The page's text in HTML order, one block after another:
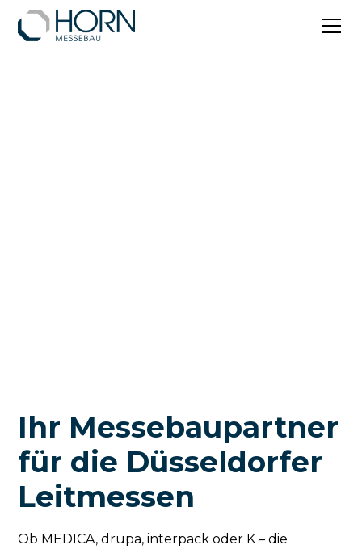
Ihr Messebaupartner
für die Düsseldorfer
Leitmessen
Ob MEDICA, drupa, interpack oder K – die